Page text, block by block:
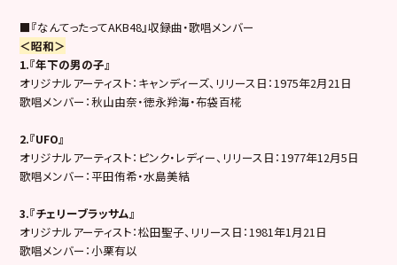
■『なんてったってAKB48』収録曲・歌唱メンバー
＜昭和＞
1.『年下の男の子』
オリジナルアーティスト：キャンディーズ、リリース日：1975年2月21日
歌唱メンバー：秋山由奈・徳永羚海・布袋百椛
2.『UFO』
オリジナルアーティスト：ピンク・レディー、リリース日：1977年12月5日
歌唱メンバー：平田侑希・水島美結
3.『チェリーブラッサム』
オリジナルアーティスト：松田聖子、リリース日：1981年1月21日
歌唱メンバー：小栗有以